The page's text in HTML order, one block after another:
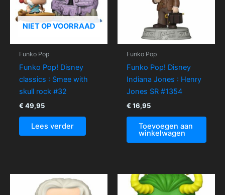
NIET OP VOORRAAD
Funko Pop
Funko Pop! Disney
classics : Smee with
skull rock #32
€ 49,95
Lees verder
Funko Pop
Funko Pop! Disney
Indiana Jones : Henry
Jones SR #1354
€ 16,95
Toevoegen aan
winkelwagen